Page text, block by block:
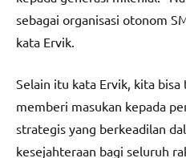
sebagai organisasi otonom
kata Ervik.
Selain itu kata Ervik, kita
memberi masukan kepada
strategis yang berkeadilan
kesejahteraan bagi seluruh